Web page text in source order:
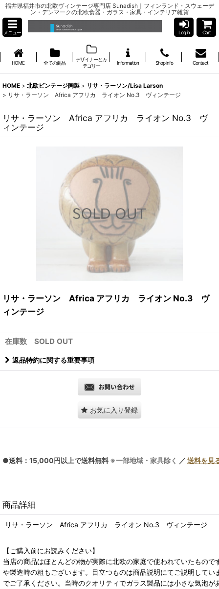
福井県福井市の北欧ヴィンテージ専門店 Sunadish｜フィンランド・スウェーデ
ン・デンマークの北欧食器・ガラス・家具・インテリア雑貨
メニュー Log in Cart
HOME 全ての商品
デザイナーとカ
テゴリー
Information Shop info Contact
HOME > 北欧ビンテージ陶製 > リサ・ラーソン/Lisa Larson
> リサ・ラーソン Africa アフリカ ライオン No.3 ヴィンテージ
リサ・ラーソン Africa アフリカ ライオン No.3 ヴ
ィンテージ
リサ・ラーソン Africa アフリカ ライオン No.3 ヴ
ィンテージ
在庫数 SOLD OUT
返品特約に関する重要事項
お気に入り登録
●送料：15,000円以上で送料無料 ※一部地域・家具除く ／ 送料を見
商品詳細
リサ・ラーソン Africa アフリカ ライオン No.3 ヴィンテージ
【ご購入前にお読みください】
当店の商品はほとんどの物が実際に北欧の家庭で使われていたもの
や製造時の粗もございます。目立つものは商品説明にてご説明して
でご了承ください。当時のクオリティでガラス製品には小さな気泡が